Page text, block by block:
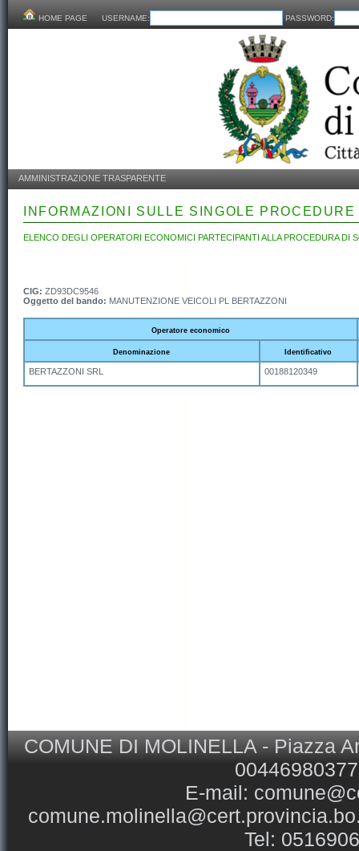
HOME PAGE USERNAME: PASSWORD:
AMMINISTRAZIONE TRASPARENTE
INFORMAZIONI SULLE SINGOLE
ELENCO DEGLI OPERATORI ECONOMICI PARTECIPANTI ALLA PROCEDURA
CIG: ZD93DC9546
Oggetto del bando: MANUTENZIONE VEICOLI PL BERTAZZONI
Operatore economico
Denominazione Identificativo
BERTAZZONI SRL 00188120349
COMUNE DI MOLINELLA - Piazza
E-mail:
Tel: